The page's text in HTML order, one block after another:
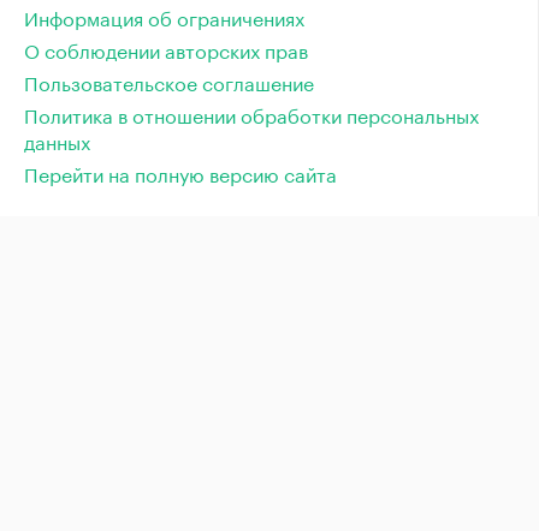
Информация об ограничениях
О соблюдении авторских прав
Пользовательское соглашение
Политика в отношении обработки персональных
данных
Перейти на полную версию сайта